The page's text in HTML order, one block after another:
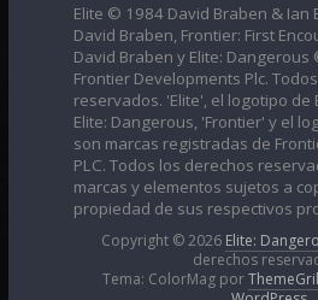
Elite © 1984 David Braben & Ian
David Braben, Frontier: First
David Braben y Elite:
Frontier Developments Plc.
reservados. 'Elite', el logotipo de
Elite: Dangerous, 'Frontier' y el
son marcas registradas de
PLC. Todos los derechos
marcas y elementos sujetos a
propiedad de sus respectivos
Copyright © 2026 Elite:
derechos
Tema: ColorMag por